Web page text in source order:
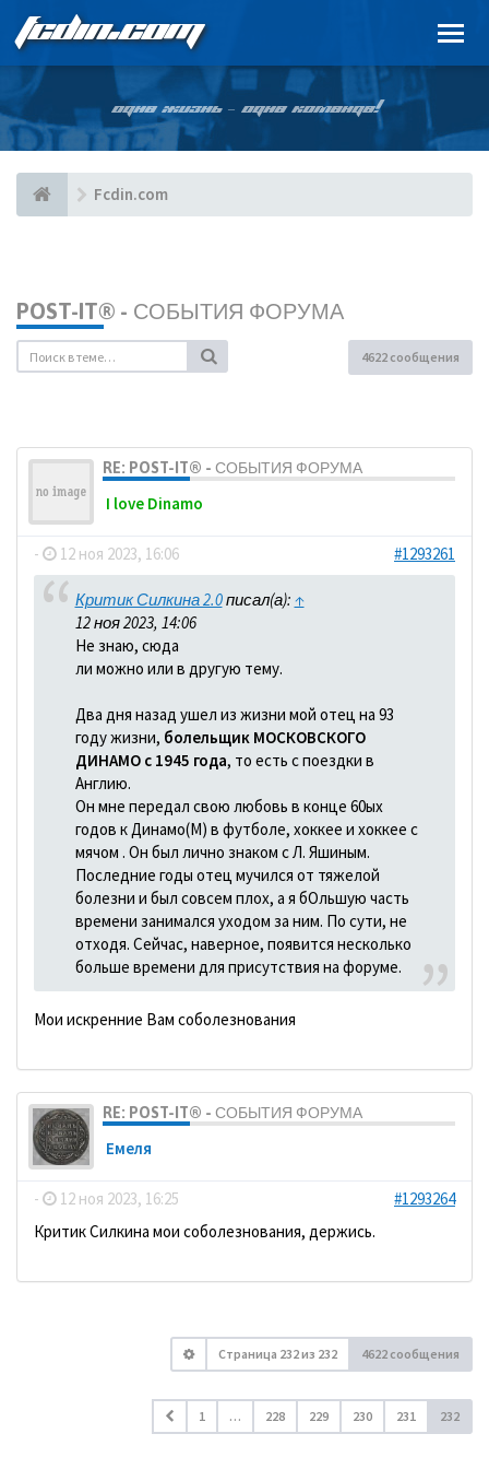
FCDIN.COM
ОДНА ЖИЗНЬ – ОДНА КОМАНДА!
Fcdin.com
POST-IT® - СОБЫТИЯ ФОРУМА
4622 сообщения
RE: POST-IT® - СОБЫТИЯ ФОРУМА
I love Dinamo
- 12 ноя 2023, 16:06 #1293261
Критик Силкина 2.0писал(а): ↑
12 ноя 2023, 14:06
Не знаю, сюда
ли можно или в другую тему.
Два дня назад ушел из жизни мой отец на 93
году жизни, болельщик МОСКОВСКОГО
ДИНАМО с 1945 года, то есть с поездки в
Англию.
Он мне передал свою любовь в конце 60ых
годов к Динамо(М) в футболе, хоккее и хоккее с
мячом . Он был лично знаком с Л. Яшиным.
Последние годы отец мучился от тяжелой
болезни и был совсем плох, а я бОльшую часть
времени занимался уходом за ним. По сути, не
отходя. Сейчас, наверное, появится несколько
больше времени для присутствия на форуме.
Мои искренние Вам соболезнования
RE: POST-IT® - СОБЫТИЯ ФОРУМА
Емеля
- 12 ноя 2023, 16:25
#1293264
Критик Силкина мои соболезнования, держись.
Страница 232из 232 4622 сообщения
1 … 228 229 230 231 232